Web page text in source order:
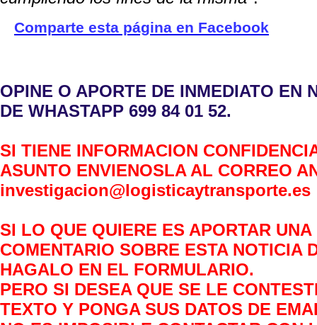
Comparte esta página en Facebook
OPINE O APORTE DE INMEDIATO EN
DE WHASTAPP 699 84 01 52.
SI TIENE INFORMACION
ASUNTO ENVIENOSLA AL CORREO
investigacion@logisticaytransporte.es
SI LO QUE QUIERE ES APORTAR
COMENTARIO SOBRE ESTA NOTICIA
HAGALO EN EL FORMULARIO.
PERO SI DESEA QUE SE LE
TEXTO Y PONGA SUS DATOS DE